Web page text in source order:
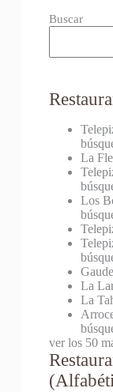
Buscar
La
Los
La
La
ver los 50